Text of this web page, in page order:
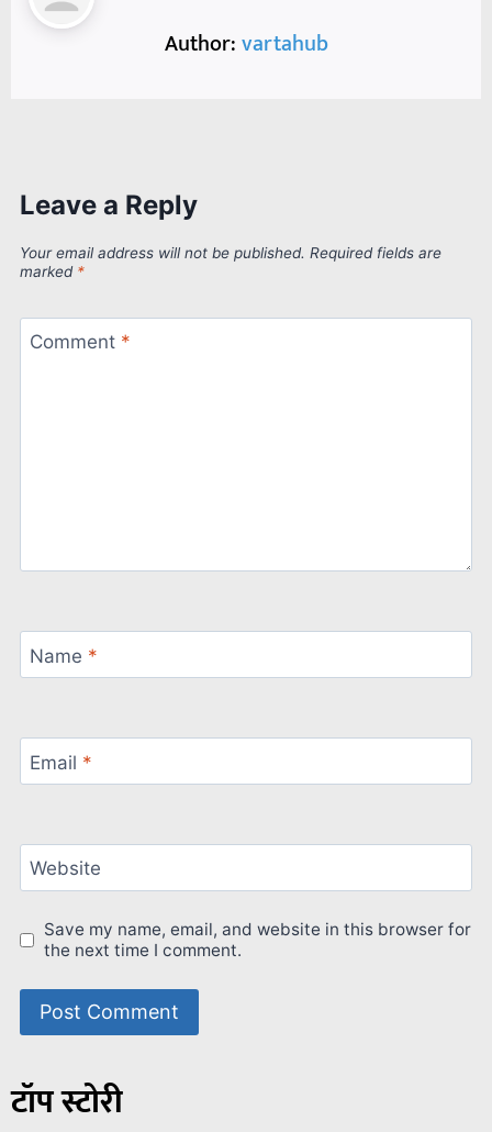
Author:vartahub
Leave a Reply
Your email address will not be published. Required fields are
marked *
Comment *
Name *
Email *
Website
Save my name, email, and website in this browser for
the next time I comment.
टॉप स्टोरी